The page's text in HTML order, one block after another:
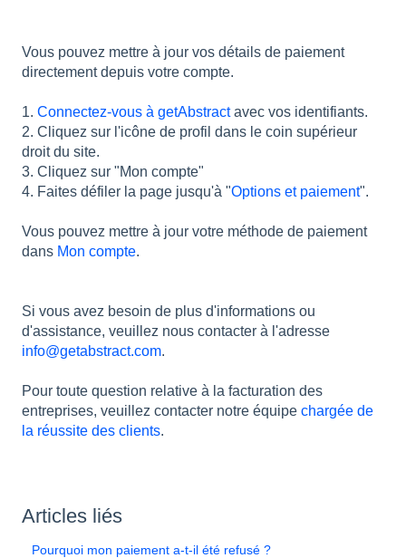
Vous pouvez mettre à jour vos détails de paiement
directement depuis votre compte.
1. Connectez-vous à getAbstractavec vos identifiants.
2. Cliquez sur l'icône de profil dans le coin supérieur
droit du site.
3. Cliquez sur "Mon compte"
4. Faites défiler la page jusqu'à "Options et paiement".
Vous pouvez mettre à jour votre méthode de paiement
dans Mon compte.
Si vous avez besoin de plus d'informations ou
d'assistance, veuillez nous contacter à l'adresse
info@getabstract.com.
Pour toute question relative à la facturation des
entreprises, veuillez contacter notre équipe chargée de
la réussite des clients.
Articles liés
Pourquoi mon paiement a-t-il été refusé ?